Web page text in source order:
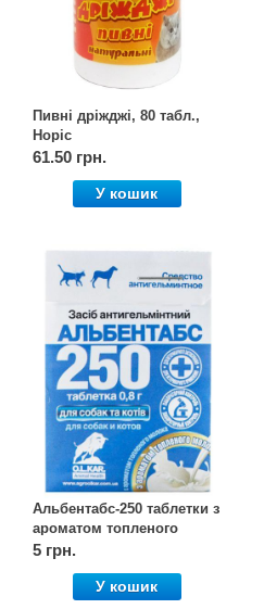
Пивні дріжджі, 80 табл.,
Норіс
61.50 грн.
У кошик
Альбентабс-250 таблетки з
ароматом топленого
молока №1, OLKAR.
5 грн.
У кошик